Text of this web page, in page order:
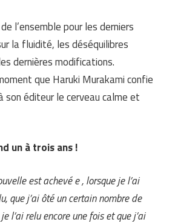
l’ensemble pour les derniers
la fluidité, les déséquilibres
dernières modifications.
que Haruki Murakami confie
son éditeur le cerveau calme et
un à trois ans !
est achevé e , lorsque je l’ai
que j’ai ôté un certain nombre de
l’ai relu encore une fois et que j’ai